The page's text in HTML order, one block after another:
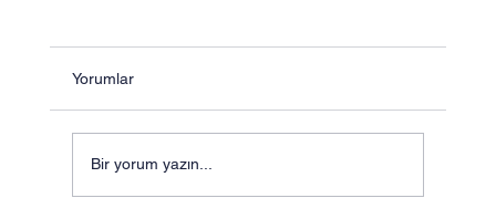
Yorumlar
Bir yorum yazın...